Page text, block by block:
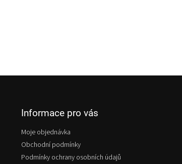
Informace pro vás
Moje objednávka
Obchodní podmínky
Podmínky ochrany osobních údajů